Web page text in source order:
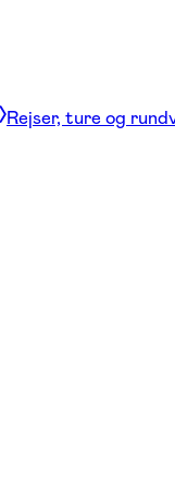
Rejser, ture og